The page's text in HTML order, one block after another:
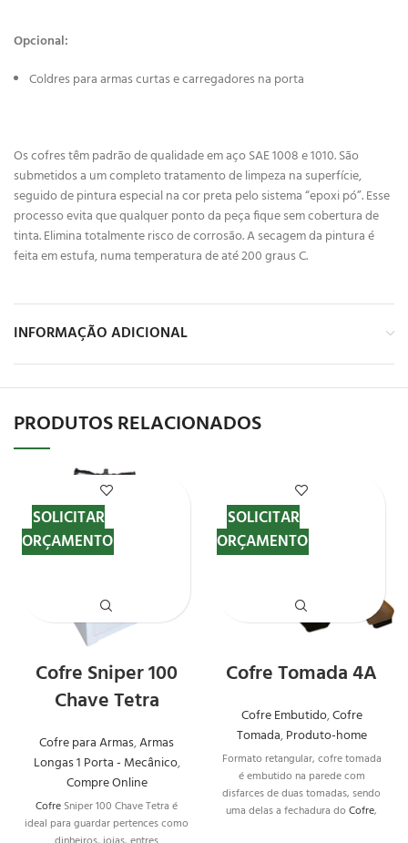
Opcional:
Coldres para armas curtas e carregadores na porta
Os cofres têm padrão de qualidade em aço SAE 1008 e 1010. São
submetidos a um completo tratamento de limpeza na superfície,
seguido de pintura especial na cor preta pelo sistema “epoxi pó”. Esse
processo evita que qualquer ponto da peça fique sem cobertura de
tinta. Elimina totalmente risco de corrosão. A secagem da pintura é
feita em estufa, numa temperatura de até 200 graus C.
INFORMAÇÃO ADICIONAL
PRODUTOS RELACIONADOS
Cofre Sniper 100
Chave Tetra
Cofre para Armas,Armas
Longas 1 Porta - Mecânico,
Compre Online
Cofre Sniper 100 Chave Tetra é
ideal para guardar pertences como
SOLICITAR
ORÇAMENTO
Cofre Tomada 4A
Cofre Embutido,Cofre
Tomada,Produto-home
Formato retangular, cofre tomada
é embutido na parede com
disfarces de duas tomadas, sendo
uma delas a fechadura do Cofre,
SOLICITAR
ORÇAMENTO